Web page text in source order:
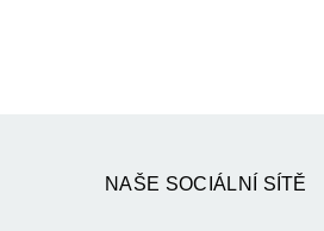
NAŠE SOCIÁLNÍ SÍTĚ